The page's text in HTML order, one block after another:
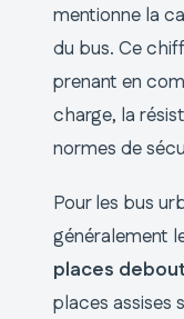
mentionne la
du bus. Ce
prenant en
charge, la
normes de
Pour les bus
généralement
places
places assises